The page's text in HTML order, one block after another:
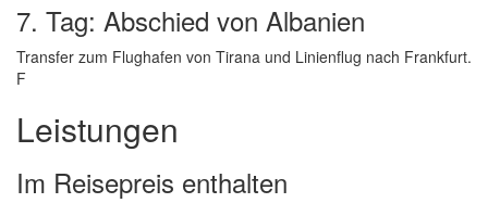
7. Tag: Abschied von Albanien
Transfer zum Flughafen von Tirana und Linienflug nach Frankfurt.
F
Leistungen
Im Reisepreis enthalten